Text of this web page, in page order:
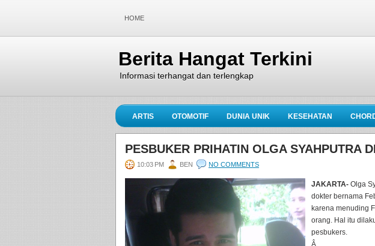
HOME
Berita Hangat Terkini
Informasi terhangat dan terlengkap
ARTIS OTOMOTIF DUNIA UNIK KESEHATAN
PESBUKER PRIHATIN OLGA SYAHPUTRA
10:03 PM BEN NO COMMENTS
JAKARTA- Olga
dokter bernama
karena menuding
orang. Hal itu
pesbukers.
Â